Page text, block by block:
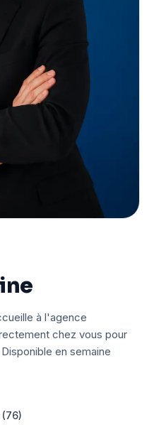
à l'agence
chez vous pour
en semaine